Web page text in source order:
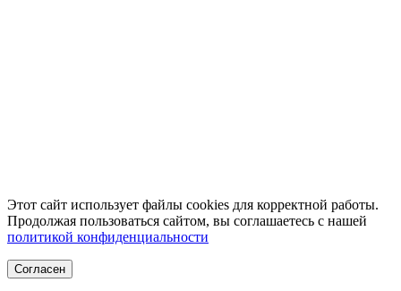
Этот сайт использует файлы cookies для корректной работы.
Продолжая пользоваться сайтом, вы соглашаетесь с нашей
политикой конфиденциальности
Согласен